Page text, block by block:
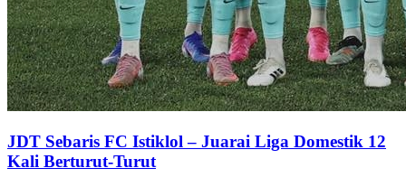
JDT Sebaris FC Istiklol – Juarai Liga Domestik 12
Kali Berturut-Turut